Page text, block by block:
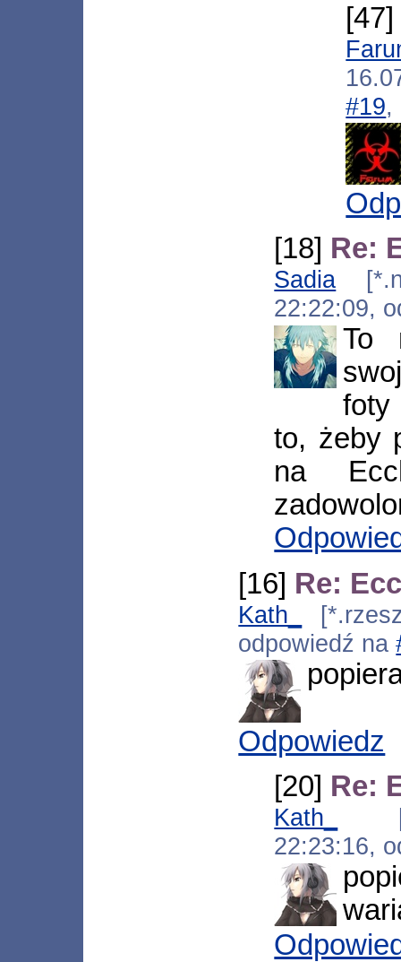
#19,
[18] Re:
Sadia
22:22:09,
To
foty
to, żeby
na
[16] Re:
Kath_
odpowiedź na
Odpowiedz
[20] Re:
Kath_
22:23:16,